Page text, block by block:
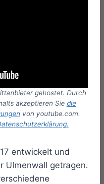
gehostet. Durch
akzeptieren Sie die
von youtube.com.
entwickelt und
Ulmenwall getragen.